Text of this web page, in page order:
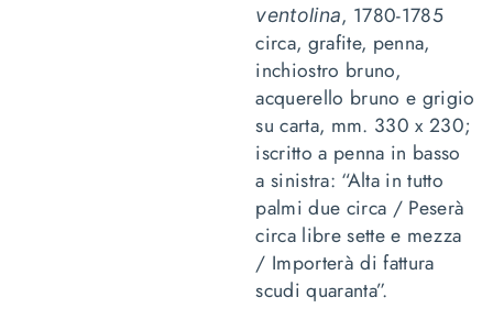
ventolina, 1780-1785
circa, grafite, penna,
inchiostro bruno,
acquerello bruno e grigio
su carta, mm. 330 x 230;
iscritto a penna in basso
a sinistra: “Alta in tutto
palmi due circa / Peserà
circa libre sette e mezza
/ Importerà di fattura
scudi quaranta”.